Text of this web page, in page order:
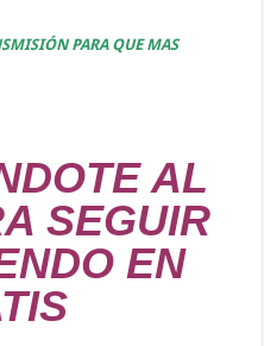
PARA QUE MAS
AL
SEGUIR
EN